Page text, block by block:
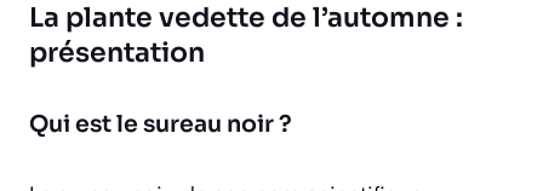
La plante vedette de l’automne :
présentation
Qui est le sureau noir ?